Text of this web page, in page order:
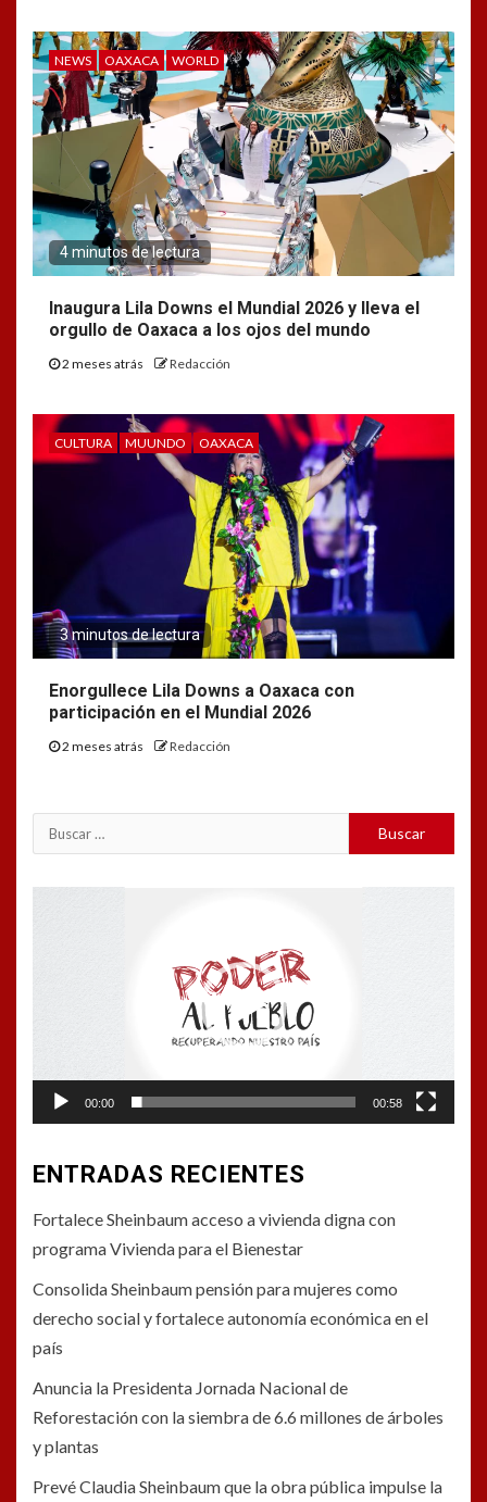
NEWS OAXACA WORLD
4 minutos de lectura
Inaugura Lila Downs el Mundial 2026 y lleva el
orgullo de Oaxaca a los ojos del mundo
2 meses atrás Redacción
CULTURA MUUNDO OAXACA
3 minutos de lectura
Enorgullece Lila Downs a Oaxaca con
participación en el Mundial 2026
2 meses atrás Redacción
Buscar:
00:00 00:58
ENTRADAS RECIENTES
Fortalece Sheinbaum acceso a vivienda digna con
programa Vivienda para el Bienestar
Consolida Sheinbaum pensión para mujeres como
derecho social y fortalece autonomía económica en el
país
Anuncia la Presidenta Jornada Nacional de
Reforestación con la siembra de 6.6 millones de árboles
y plantas
Prevé Claudia Sheinbaum que la obra pública impulse la